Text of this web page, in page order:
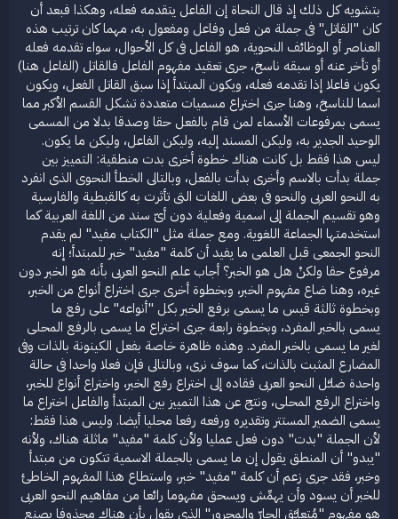
بتشويه كل ذلك إذ قال النحاة إن الفاعل يتقدمه فعله، وهكذا فبعد أن
كان "القاتل" فى جملة من فعل وفاعل ومفعول به، مهما كان ترتيب هذه
العناصر أو الوظائف النحوية، هو الفاعل فى كل الأحوال، سواء تقدمه فعله
أو تأخر عنه أو سبقه ناسخ، جرى تعقيد مفهوم الفاعل فالقاتل (الفاعل هنا)
يكون فاعلا إذا تقدمه فعله، ويكون المبتدأ إذا سبق القاتل الفعل، ويكون
اسما للناسخ، وهنا جرى اختراع مسميات متعددة تشكل القسم الأكبر مما
يسمى بمرفوعات الأسماء لمن قام بالفعل حقا وصدقا بدلا من المسمى
الوحيد الجدير به، وليكن المسند إليه، وليكن الفاعل، وليكن ما يكون.
ليس هذا فقط بل كانت هناك خطوة أخرى بدت منطقية: التمييز بين
جملة بدأت بالاسم وأخرى بدأت بالفعل، وبالتالى الخطأ النحوى الذى انفرد
به النحو العربى والنحو فى بعض اللغات التى تأثرت به كالقبطية والفارسية
وهو تقسيم الجملة إلى اسمية وفعلية دون أىّ سند من اللغة العربية كما
استخدمتها الجماعة اللغوية. ومع جملة مثل "الكتاب مفيد" لم يقدم
النحو الجمعى قبل العلمى ما يفيد أن كلمة "مفيد" خبر للمبتدأ؛ إنه
مرفوع حقا ولكنْ هل هو الخبر؟ أجاب علم النحو العربى بأنه هو الخبر دون
غيره، وهنا ضاع مفهوم الخبر، وبخطوة أخرى جرى اختراع أنواع من الخبر،
وبخطوة ثالثة قيس ما يسمى برفع الخبر بكل "أنواعه" على رفع ما
يسمى بالخبر المفرد، وبخطوة رابعة جرى اختراع ما يسمى بالرفع المحلى
لغير ما يسمى بالخبر المفرد. وهذه ظاهرة خاصة بفعل الكينونة بالذات وفى
المضارع المثبت بالذات، كما سوف نرى، وبالتالى فإن فعلا واحدا فى حالة
واحدة ضلـَّل النحو العربى فقاده إلى اختراع رفع الخبر، واختراع أنواع للخبر،
واختراع الرفع المحلى، ونتج عن هذا التمييز بين المبتدأ والفاعل اختراع ما
يسمى الضمير المستتر وتقديره ورفعه رفعا محليا أيضا. وليس هذا فقط:
لأن الجملة "بدت" دون فعل عمليا ولأن كلمة "مفيد" ماثلة هناك، ولأنه
"يبدو" أن المنطق يقول إن ما يسمى بالجملة الاسمية تتكون من مبتدأ
وخبر، فقد جرى زعم أن كلمة "مفيد" خبر، واستطاع هذا المفهوم الخاطئ
للخبر أن يسود وأن يهمِّش ويسحق مفهوما رائعا من مفاهيم النحو العربى
هو مفهوم "مُتعلـَّق الجارّ والمجرور" الذى يقول بأن هناك محذوفا يصنع